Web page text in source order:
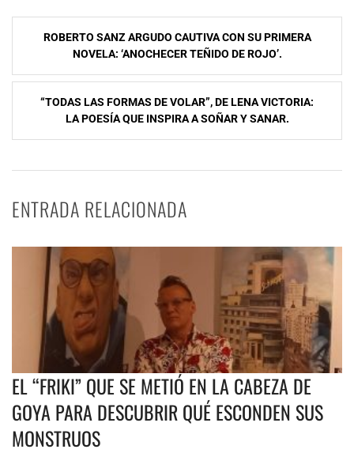
Navegación
entradas
ROBERTO SANZ ARGUDO CAUTIVA CON SU PRIMERA
NOVELA: ‘ANOCHECER TEÑIDO DE ROJO’.
“TODAS LAS FORMAS DE VOLAR”, DE LENA VICTORIA:
LA POESÍA QUE INSPIRA A SOÑAR Y SANAR.
ENTRADA RELACIONADA
EL “FRIKI” QUE SE METIÓ EN LA CABEZA DE
GOYA PARA DESCUBRIR QUÉ ESCONDEN SUS
MONSTRUOS